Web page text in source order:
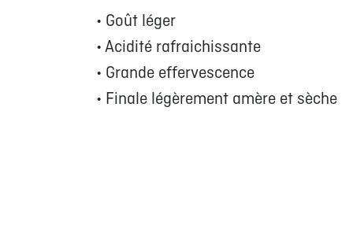
• Goût léger
• Acidité rafraichissante
• Grande effervescence
• Finale légèrement amère et sèche